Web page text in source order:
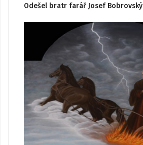
Odešel bratr farář Josef Bobrovský